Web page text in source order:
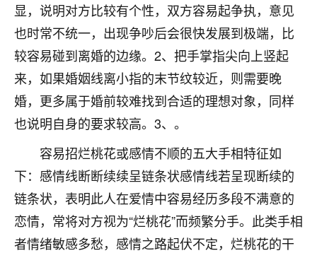
显，说明对方比较有个性，双方容易起争执，意见
也时常不统一，出现争吵后会很快发展到极端，比
较容易碰到离婚的边缘。2、把手掌指尖向上竖起
来，如果婚姻线离小指的末节纹较近，则需要晚
婚，更多属于婚前较难找到合适的理想对象，同样
也说明自身的要求较高。3、。
容易招烂桃花或感情不顺的五大手相特征如
下：感情线断断续续呈链条状感情线若呈现断续的
链条状，表明此人在爱情中容易经历多段不满意的
恋情，常将对方视为“烂桃花”而频繁分手。此类手相
者情绪敏感多愁，感情之路起伏不定，烂桃花的干
3小时前 来自河北 16
付深
我是公司人事调整，有升迁机会，但同时竞争的我们
三个，找老师的时候是抱着侥幸心理，没想到老师看
着我晋升有望，我半信半疑的按照老师建议，做了化
太岁还有一个发钱粮，本来年前的人事调整，拖到年
后，我以为都没戏了，结果开年一上班，开会提拔升
职第一个就是我，职务无所谓，主要是底薪加了
3000，非常开心，无论如何，感恩感谢！🙏🏻
鹿森：恭喜升职加薪！！，请客吗？�
12小时前 来自北京 32